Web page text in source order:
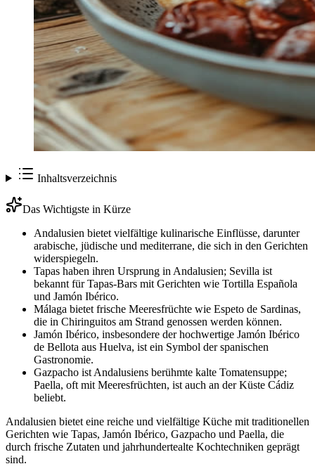
Inhaltsverzeichnis
Das Wichtigste in Kürze
Andalusien bietet vielfältige kulinarische Einflüsse, darunter
arabische, jüdische und mediterrane, die sich in den Gerichten
widerspiegeln.
Tapas haben ihren Ursprung in Andalusien; Sevilla ist
bekannt für Tapas-Bars mit Gerichten wie Tortilla Española
und Jamón Ibérico.
Málaga bietet frische Meeresfrüchte wie Espeto de Sardinas,
die in Chiringuitos am Strand genossen werden können.
Jamón Ibérico, insbesondere der hochwertige Jamón Ibérico
de Bellota aus Huelva, ist ein Symbol der spanischen
Gastronomie.
Gazpacho ist Andalusiens berühmte kalte Tomatensuppe;
Paella, oft mit Meeresfrüchten, ist auch an der Küste Cádiz
beliebt.
Andalusien bietet eine reiche und vielfältige Küche mit traditionellen
Gerichten wie Tapas, Jamón Ibérico, Gazpacho und Paella, die
durch frische Zutaten und jahrhundertealte Kochtechniken geprägt
sind.